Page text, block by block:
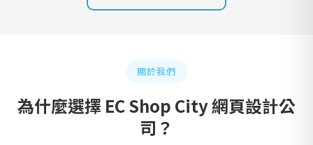
關於我們
為什麼選擇 EC Shop City 網頁設計公
司？